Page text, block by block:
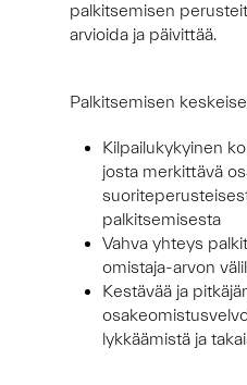
palkitsemisen
arvioida ja päivittää.
Palkitsemisen
Kilpailukykyinen
josta merkittävä
palkitsemisesta
Vahva yhteys
omistaja-arvon
Kestävää ja
lykkäämistä ja